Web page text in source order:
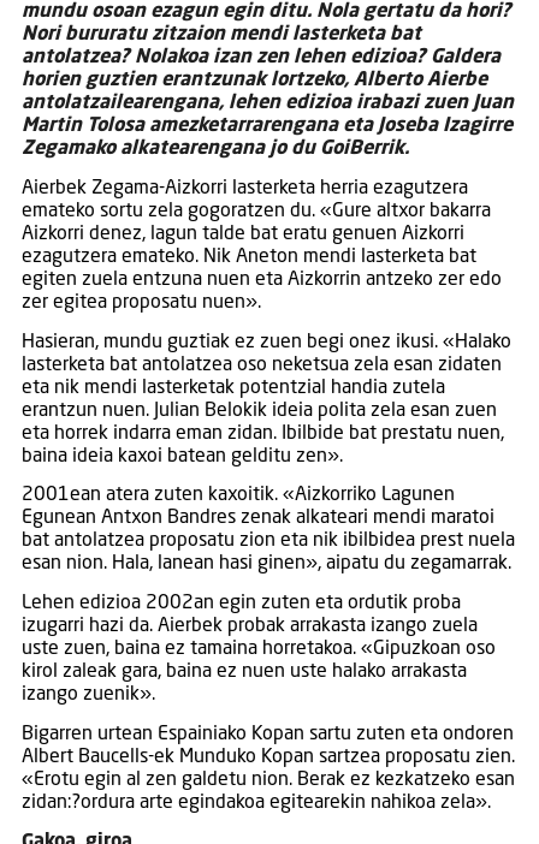
mundu osoan ezagun egin ditu. Nola gertatu da hori?
Nori bururatu zitzaion mendi lasterketa bat
antolatzea? Nolakoa izan zen lehen edizioa? Galdera
horien guztien erantzunak lortzeko, Alberto Aierbe
antolatzailearengana, lehen edizioa irabazi zuen Juan
Martin Tolosa amezketarrarengana eta Joseba Izagirre
Zegamako alkatearengana jo du GoiBerrik.
Aierbek Zegama-Aizkorri lasterketa herria ezagutzera
emateko sortu zela gogoratzen du. «Gure altxor bakarra
Aizkorri denez, lagun talde bat eratu genuen Aizkorri
ezagutzera emateko. Nik Aneton mendi lasterketa bat
egiten zuela entzuna nuen eta Aizkorrin antzeko zer edo
zer egitea proposatu nuen».
Hasieran, mundu guztiak ez zuen begi onez ikusi. «Halako
lasterketa bat antolatzea oso neketsua zela esan zidaten
eta nik mendi lasterketak potentzial handia zutela
erantzun nuen. Julian Belokik ideia polita zela esan zuen
eta horrek indarra eman zidan. Ibilbide bat prestatu nuen,
baina ideia kaxoi batean gelditu zen».
2001ean atera zuten kaxoitik. «Aizkorriko Lagunen
Egunean Antxon Bandres zenak alkateari mendi maratoi
bat antolatzea proposatu zion eta nik ibilbidea prest nuela
esan nion. Hala, lanean hasi ginen», aipatu du zegamarrak.
Lehen edizioa 2002an egin zuten eta ordutik proba
izugarri hazi da. Aierbek probak arrakasta izango zuela
uste zuen, baina ez tamaina horretakoa. «Gipuzkoan oso
kirol zaleak gara, baina ez nuen uste halako arrakasta
izango zuenik».
Bigarren urtean Espainiako Kopan sartu zuten eta ondoren
Albert Baucells-ek Munduko Kopan sartzea proposatu zien.
«Erotu egin al zen galdetu nion. Berak ez kezkatzeko esan
zidan:?ordura arte egindakoa egitearekin nahikoa zela».